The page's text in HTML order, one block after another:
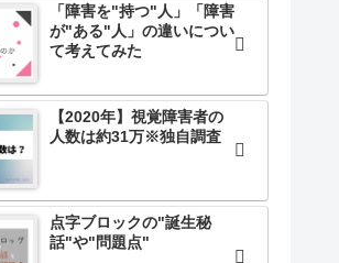
「障害を"持つ"人」「障害
が"ある"人」の違いについ
て考えてみた
【2020年】視覚障害者の
人数は約31万※独自調査
点字ブロックの"誕生秘
話"や"問題点"